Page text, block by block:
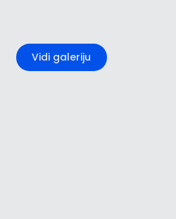
Vidi galeriju